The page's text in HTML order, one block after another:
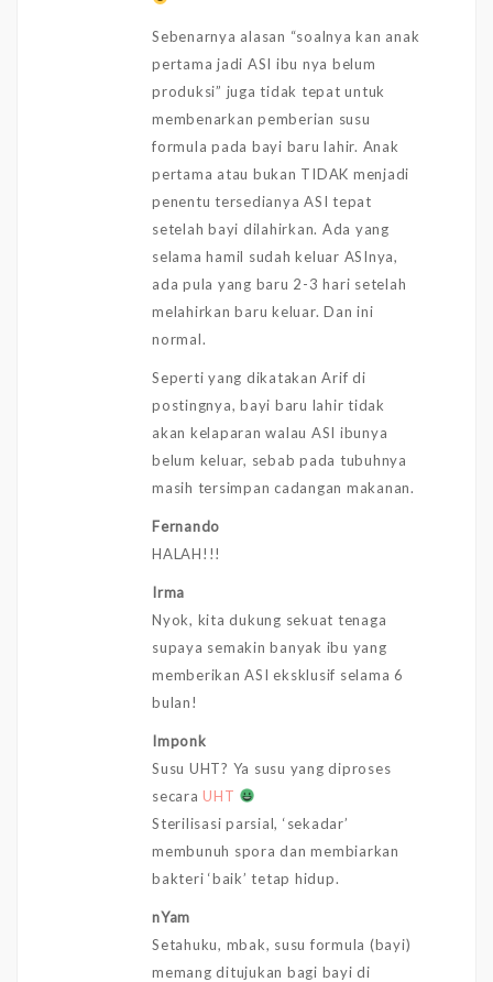
Sebenarnya alasan “soalnya kan anak
pertama jadi ASI ibu nya belum
produksi” juga tidak tepat untuk
membenarkan pemberian susu
formula pada bayi baru lahir. Anak
pertama atau bukan TIDAK menjadi
penentu tersedianya ASI tepat
setelah bayi dilahirkan. Ada yang
selama hamil sudah keluar ASInya,
ada pula yang baru 2-3 hari setelah
melahirkan baru keluar. Dan ini
normal.
Seperti yang dikatakan Arif di
postingnya, bayi baru lahir tidak
akan kelaparan walau ASI ibunya
belum keluar, sebab pada tubuhnya
masih tersimpan cadangan makanan.
Fernando
HALAH!!!
Irma
Nyok, kita dukung sekuat tenaga
supaya semakin banyak ibu yang
memberikan ASI eksklusif selama 6
bulan!
Imponk
Susu UHT? Ya susu yang diproses
secara UHT
Sterilisasi parsial, ‘sekadar’
membunuh spora dan membiarkan
bakteri ‘baik’ tetap hidup.
nYam
Setahuku, mbak, susu formula (bayi)
memang ditujukan bagi bayi di